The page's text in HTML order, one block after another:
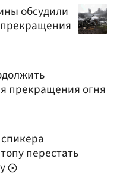
обсудили
прекращения огня
перестать